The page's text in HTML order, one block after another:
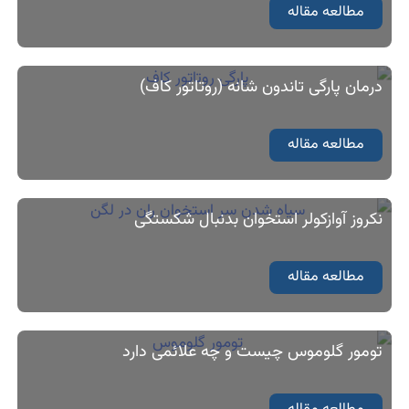
مطالعه مقاله
درمان پارگی تاندون شانه (روتاتور کاف)
مطالعه مقاله
نکروز آوازکولر استخوان بدنبال شکستگی
مطالعه مقاله
تومور گلوموس چیست و چه علائمی دارد